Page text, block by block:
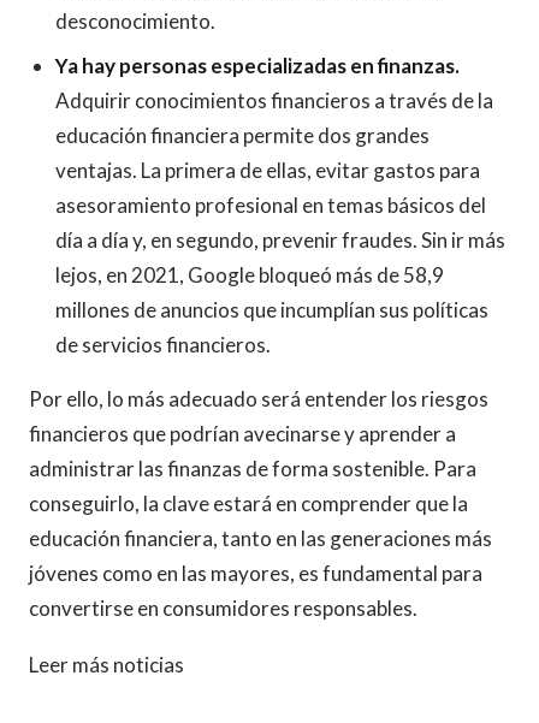
desconocimiento.
Ya hay personas especializadas en finanzas.
Adquirir conocimientos financieros a través de la
educación financiera permite dos grandes
ventajas. La primera de ellas, evitar gastos para
asesoramiento profesional en temas básicos del
día a día y, en segundo, prevenir fraudes. Sin ir más
lejos, en 2021, Google bloqueó más de 58,9
millones de anuncios que incumplían sus políticas
de servicios financieros.
Por ello, lo más adecuado será entender los riesgos
financieros que podrían avecinarse y aprender a
administrar las finanzas de forma sostenible. Para
conseguirlo, la clave estará en comprender que la
educación financiera, tanto en las generaciones más
jóvenes como en las mayores, es fundamental para
convertirse en consumidores responsables.
Leer más noticias